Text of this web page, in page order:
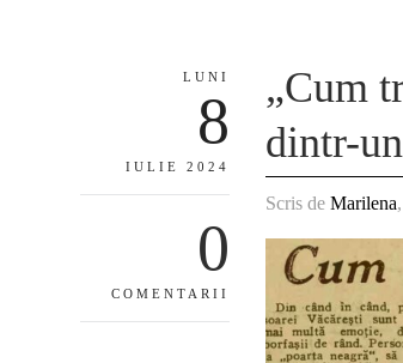
LUNI
8
IULIE 2024
0
COMENTARII
„Cum
dintr-
Scris deMarilena